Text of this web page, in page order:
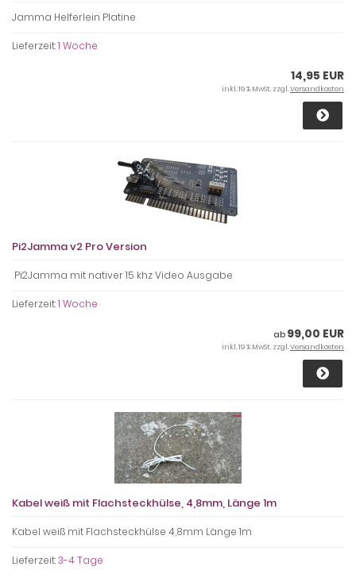
Jamma Helferlein Platine
Lieferzeit:1 Woche
14,95 EUR
inkl. 19 % MwSt. zzgl.Versandkosten
Pi2Jamma v2 Pro Version
Pi2Jamma mit nativer 15 khz Video Ausgabe
Lieferzeit:1 Woche
ab 99,00 EUR
inkl. 19 % MwSt. zzgl.Versandkosten
Kabel weiß mit Flachsteckhülse, 4,8mm, Länge 1m
Kabel weiß mit Flachsteckhülse 4,8mm Länge 1m
Lieferzeit:3-4 Tage